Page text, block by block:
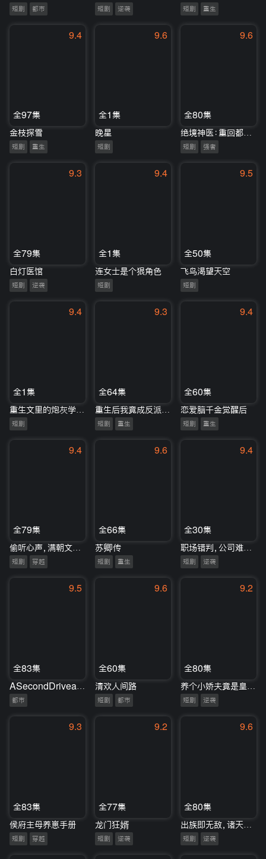
短剧 都市 短剧 逆袭 短剧 重生
9.4
全97集
金枝探雪
短剧 重生
9.6
全1集
晚星
短剧
9.6
全80集
绝境神医：重回都市踏巅峰
短剧 强者
9.3
全79集
白灯医馆
短剧 逆袭
9.4
全1集
连女士是个狠角色
短剧
9.5
全50集
飞鸟渴望天空
短剧
9.4
全1集
短剧
9.3
全64集
短剧 重生
9.4
全60集
恋爱脑千金觉醒后
短剧 重生
9.4
全79集
偷听心声，满朝文武等我上朝
短剧 穿越
9.6
全66集
苏卿传
短剧 重生
9.4
全30集
职场错判，公司难回天
短剧 逆袭
9.5
全83集
都市
9.6
全60集
清欢人间路
短剧 都市
9.2
全80集
短剧 逆袭
9.3
全83集
侯府主母养崽手册
短剧 穿越
9.2
全77集
龙门狂婿
短剧 逆袭
9.6
全80集
短剧 逆袭